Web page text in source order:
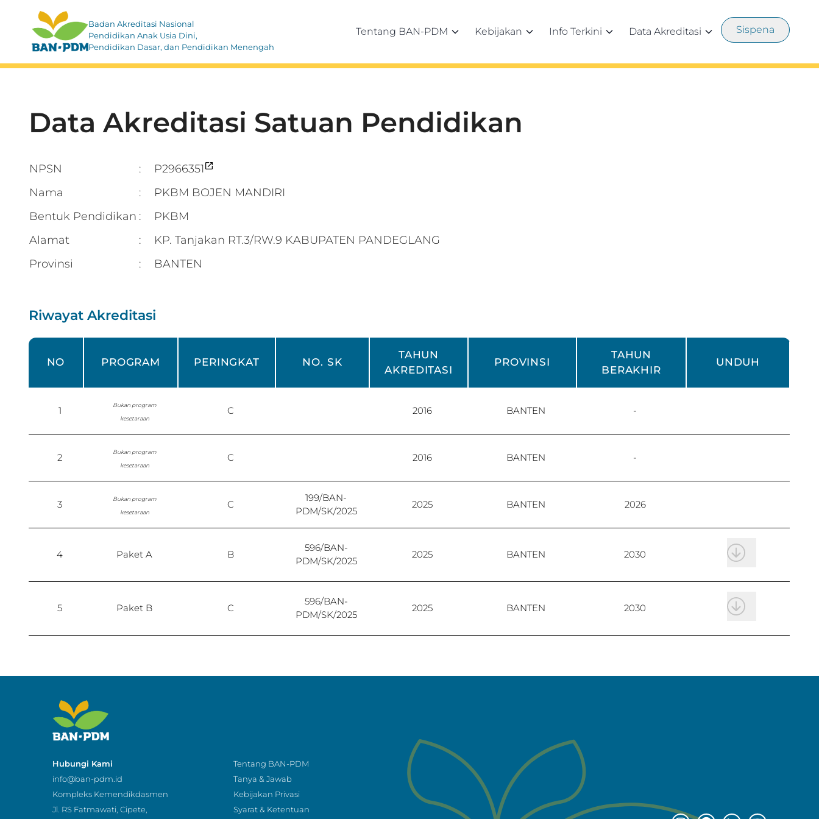
Badan Akreditasi Nasional
Pendidikan Anak Usia Dini,
Pendidikan Dasar, dan Pendidikan Menengah
Tentang BAN-PDM Kebijakan Info Terkini Data Akreditasi Sispena
Data Akreditasi Satuan Pendidikan
NPSN :
P2966351
Nama
:
PKBM BOJEN MANDIRI
Bentuk Pendidikan :
PKBM
Alamat
:
KP. Tanjakan RT.3/RW.9 KABUPATEN PANDEGLANG
Provinsi
: BANTEN
Riwayat Akreditasi
NO PROGRAM PERINGKAT NO. SK
TAHUN
AKREDITASI
PROVINSI
TAHUN
BERAKHIR
UNDUH
1
Bukan program
kesetaraan
C 2016 BANTEN -
2
Bukan program
kesetaraan
C 2016 BANTEN -
3
Bukan program
kesetaraan
C
199/BAN-
PDM/SK/2025
2025 BANTEN 2026
4 Paket A B
596/BAN-
PDM/SK/2025
2025 BANTEN 2030
5 Paket B C
596/BAN-
PDM/SK/2025
2025 BANTEN 2030
Hubungi Kami
info@ban-pdm.id
Kompleks Kemendikdasmen
Jl. RS Fatmawati, Cipete,
Tentang BAN-PDM
Tanya & Jawab
Kebijakan Privasi
Syarat & Ketentuan